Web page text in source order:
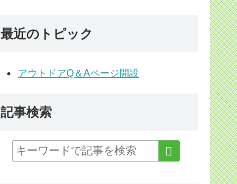
最近のトピック
アウトドアQ＆Aページ開設
記事検索